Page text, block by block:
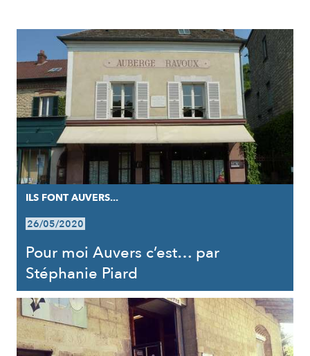
RÉSULTATS
ILS FONT AUVERS...
26/05/2020
Pour moi Auvers c’est… par
Stéphanie Piard